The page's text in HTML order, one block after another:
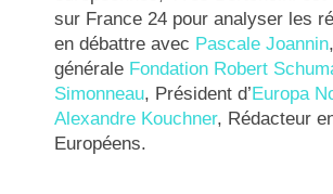
sur France 24 pour analyser les
en débattre avec Pascale Joannin
générale Fondation Robert
Simonneau, Président d’Europa
Alexandre Kouchner, Rédacteur
Européens.